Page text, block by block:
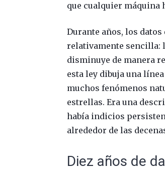
que cualquier máquina
Durante años, los
relativamente sencilla:
disminuye de manera
esta ley dibuja una
muchos fenómenos
estrellas. Era una
había indicios
alrededor de las
Diez años de